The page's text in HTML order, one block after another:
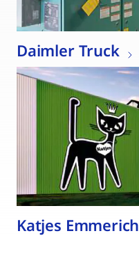
Daimler Truck
Katjes Emmerich